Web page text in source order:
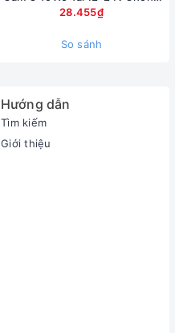
Nước
28.455₫
So sánh
Hướng dẫn
Tìm kiếm
Giới thiệu